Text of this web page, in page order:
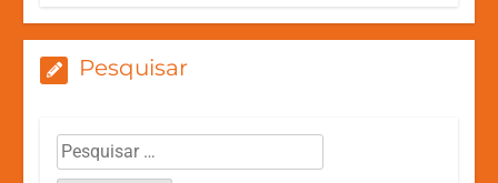
Pesquisar